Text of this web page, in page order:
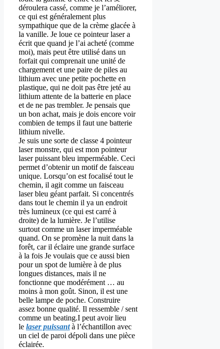
déroulera cassé, comme je l’améliorer,
ce qui est généralement plus
sympathique que de la crème glacée à
la vanille. Je loue ce pointeur laser a
écrit que quand je l’ai acheté (comme
moi), mais peut être utilisé dans un
forfait qui comprenait une unité de
chargement et une paire de piles au
lithium avec une petite pochette en
plastique, qui ne doit pas être jeté au
lithium attente de la batterie en place
et de ne pas trembler. Je pensais que
un bon achat, mais je dois encore voir
combien de temps il faut une batterie
lithium nivelle.
Je suis une sorte de classe 4 pointeur
laser monstre, qui est mon pointeur
laser puissant bleu imperméable. Ceci
permet d’obtenir un motif de faisceau
unique. Lorsqu’on est focalisé tout le
chemin, il agit comme un faisceau
laser bleu géant parfait. Si concentrés
dans tout le chemin il ya un endroit
très lumineux (ce qui est carré à
droite) de la lumière. Je l’utilise
surtout comme un laser imperméable
quand. On se promène la nuit dans la
forêt, car il éclaire une grande surface
à la fois Je voulais que ce aussi bien
pour un spot de lumière à de plus
longues distances, mais il ne
fonctionne que modérément … au
moins à mon goût. Sinon, il est une
belle lampe de poche. Construire
assez bonne qualité. Il ressemble / sent
comme un beating.I peut avoir lieu
le laser puissantà l’échantillon avec
un ciel de paroi dépoli dans une pièce
éclairée.